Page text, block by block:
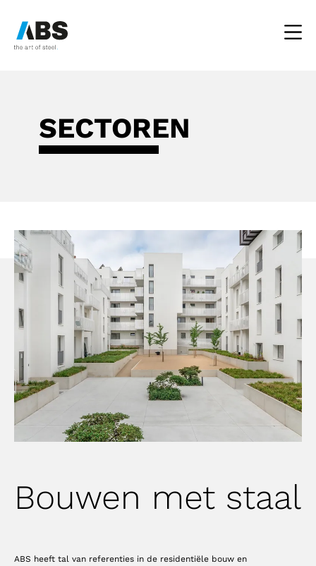
Abs
SECTOREN
Bouwen met staal
ABS heeft tal van referenties in de residentiële bouw en